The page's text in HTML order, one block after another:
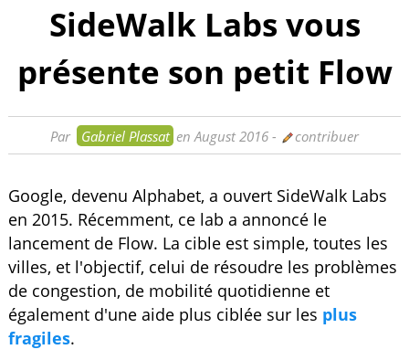
SideWalk Labs vous
présente son petit Flow
Par Gabriel Plassat en August 2016 - contribuer
Google, devenu Alphabet, a ouvert SideWalk Labs
en 2015. Récemment, ce lab a annoncé le
lancement de Flow. La cible est simple, toutes les
villes, et l'objectif, celui de résoudre les problèmes
de congestion, de mobilité quotidienne et
également d'une aide plus ciblée sur les plus
fragiles.